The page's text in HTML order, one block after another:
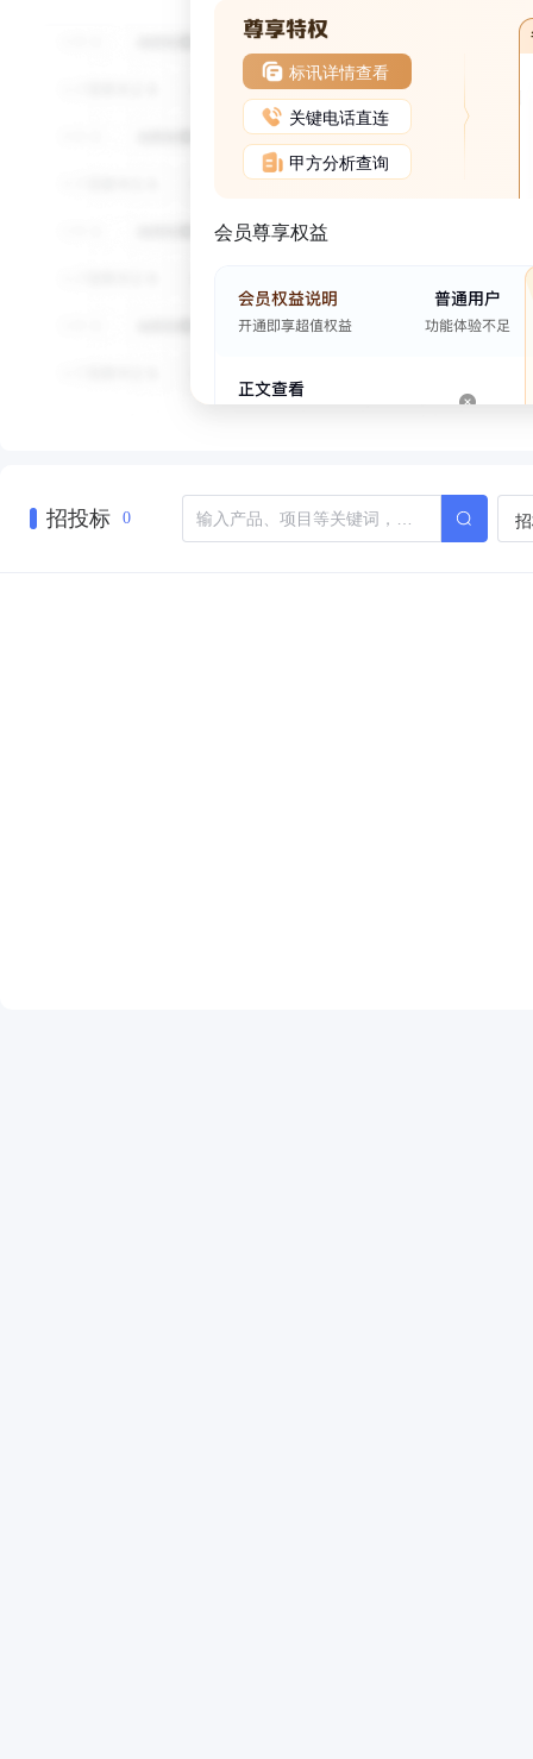
标讯详情查看
关键电话直连
甲方分析查询
会员尊享权益
招投标 0